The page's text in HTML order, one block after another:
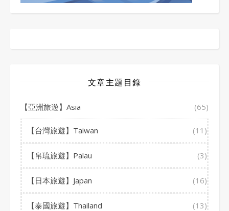
文章主題目錄
【亞洲旅遊】Asia (65)
【台灣旅遊】Taiwan (11)
【帛琉旅遊】Palau (3)
【日本旅遊】Japan (16)
【泰國旅遊】Thailand (13)